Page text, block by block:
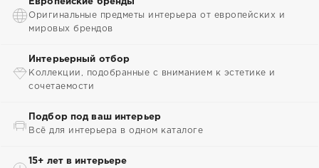
Европейские бренды
Оригинальные предметы интерьера от европейских и
мировых брендов
Интерьерный отбор
Коллекции, подобранные с вниманием к эстетике и
сочетаемости
Подбор под ваш интерьер
Всё для интерьера в одном каталоге
15+ лет в интерьере